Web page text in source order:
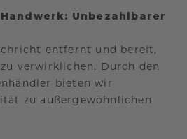
Unbezahlbarer
entfernt und bereit,
verwirklichen. Durch den
bieten wir
zu außergewöhnlichen